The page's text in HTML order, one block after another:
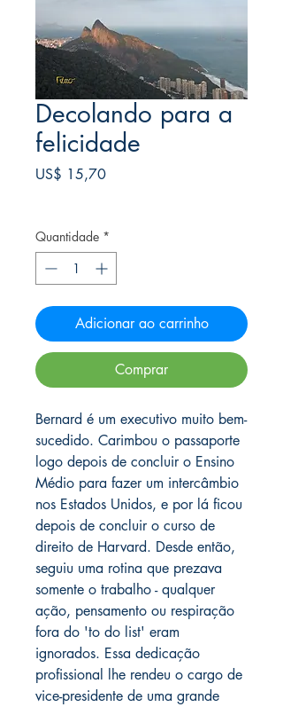
Decolando para a
felicidade
US$ 15,70Preço
Quantidade *
Adicionar ao carrinho
Comprar
Bernard é um executivo muito bem-
sucedido. Carimbou o passaporte
logo depois de concluir o Ensino
Médio para fazer um intercâmbio
nos Estados Unidos, e por lá ficou
depois de concluir o curso de
direito de Harvard. Desde então,
seguiu uma rotina que prezava
somente o trabalho - qualquer
ação, pensamento ou respiração
fora do 'to do list' eram
ignorados. Essa dedicação
profissional lhe rendeu o cargo de
vice-presidente de uma grande